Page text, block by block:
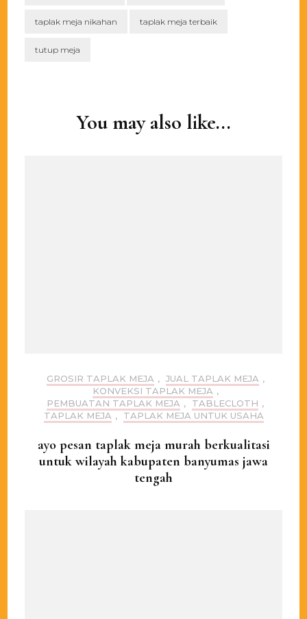
taplak meja nikahan taplak meja terbaik
tutup meja
You may also like...
GROSIR TAPLAK MEJA , JUAL TAPLAK MEJA ,
KONVEKSI TAPLAK MEJA ,
PEMBUATAN TAPLAK MEJA , TABLECLOTH ,
TAPLAK MEJA , TAPLAK MEJA UNTUK USAHA
ayo pesan taplak meja murah berkualitasi
untuk wilayah kabupaten banyumas jawa
tengah